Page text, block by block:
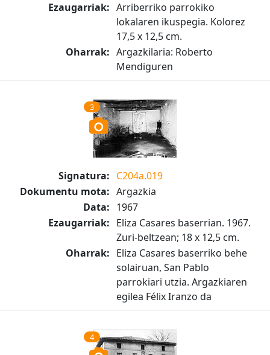
Ezaugarriak: Arriberriko parrokiko
lokalaren ikuspegia. Kolorez
17,5 x 12,5 cm.
Oharrak: Argazkilaria: Roberto
Mendiguren
3
Signatura: C204a.019
Dokumentu mota: Argazkia
Data: 1967
Ezaugarriak: Eliza Casares baserrian. 1967.
Zuri-beltzean; 18 x 12,5 cm.
Oharrak: Eliza Casares baserriko behe
solairuan, San Pablo
parrokiari utzia. Argazkiaren
egilea Félix Iranzo da
4